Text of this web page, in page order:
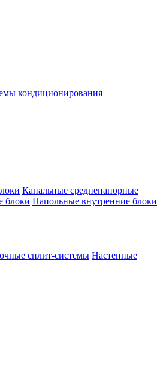
кондиционирования
Канальные средненапорные
блоки Напольные внутренние блоки
сплит-системы Настенные